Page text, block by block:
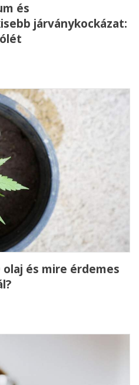
és
járványkockázat:
olaj és mire érdemes